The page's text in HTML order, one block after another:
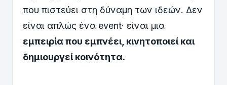
που πιστεύει στη δύναμη των ιδεών. Δεν
είναι απλώς ένα event· είναι μια
εμπειρία που εμπνέει, κινητοποιεί και
δημιουργεί κοινότητα.